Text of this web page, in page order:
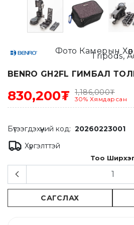
Фото Камерын
Tripods,
BENRO GH2FL ГИМБАЛ
830,200₮ 1,186,000₮
30% Хямдарсан
Бүтээгдэхүүний код: 20260223001
Хүргэлттэй
Тоо
САГСЛАХ